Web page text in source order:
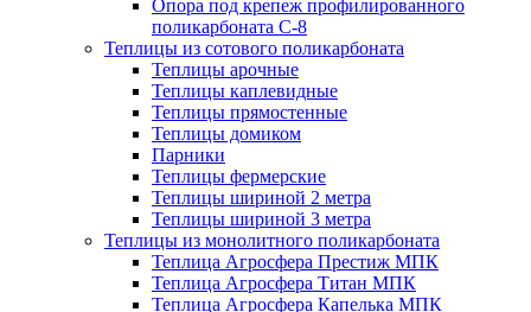
Опора под крепеж профилированного
поликарбоната С-8
Теплицы из сотового поликарбоната
Теплицы арочные
Теплицы каплевидные
Теплицы прямостенные
Теплицы домиком
Парники
Теплицы фермерские
Теплицы шириной 2 метра
Теплицы шириной 3 метра
Теплицы из монолитного поликарбоната
Теплица Агросфера Престиж МПК
Теплица Агросфера Титан МПК
Теплица Агросфера Капелька МПК